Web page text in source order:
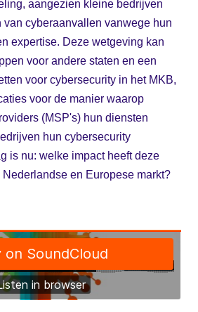
aangezien kleine bedrijven
cyberaanvallen vanwege hun
expertise. Deze wetgeving kan
voor andere staten en een
voor cybersecurity in het MKB,
voor de manier waarop
(MSP's) hun diensten
hun cybersecurity
is nu: welke impact heeft deze
en Europese markt?